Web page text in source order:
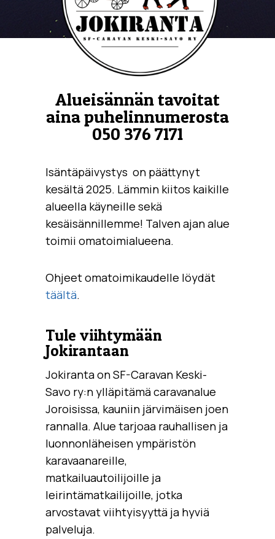
Alueisännän tavoitat
aina puhelinnumerosta
050 376 7171
Isäntäpäivystys on päättynyt
kesältä 2025. Lämmin kiitos kaikille
alueella käyneille sekä
kesäisännillemme! Talven ajan alue
toimii omatoimialueena.
Ohjeet omatoimikaudelle löydät
täältä.
Tule viihtymään
Jokirantaan
Jokiranta on SF-Caravan Keski-
Savo ry:n ylläpitämä caravanalue
Joroisissa, kauniin järvimäisen joen
rannalla. Alue tarjoaa rauhallisen ja
luonnonläheisen ympäristön
karavaanareille,
matkailuautoilijoille ja
leirintämatkailijoille, jotka
arvostavat viihtyisyyttä ja hyviä
palveluja.